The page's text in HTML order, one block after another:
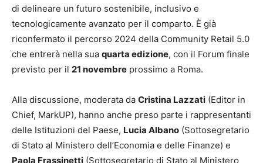
di delineare un futuro sostenibile, inclusivo e
tecnologicamente avanzato per il comparto. È già
riconfermato il percorso 2024 della Community Retail 5.0
che entrerà nella sua quarta edizione, con il Forum finale
previsto per il 21 novembre prossimo a Roma.
Alla discussione, moderata da Cristina Lazzati (Editor in
Chief, MarkUP), hanno anche preso parte i rappresentanti
delle Istituzioni del Paese, Lucia Albano (Sottosegretario
di Stato al Ministero dell’Economia e delle Finanze) e
Paola Frassinetti (Sottosegretario di Stato al Ministero